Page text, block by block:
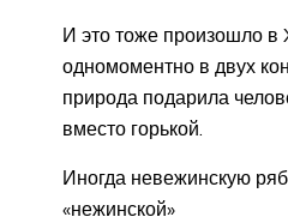
И это тоже произошло в
одномоментно в двух
природа подарила
вместо горькой.
Иногда невежинскую
«нежинской»